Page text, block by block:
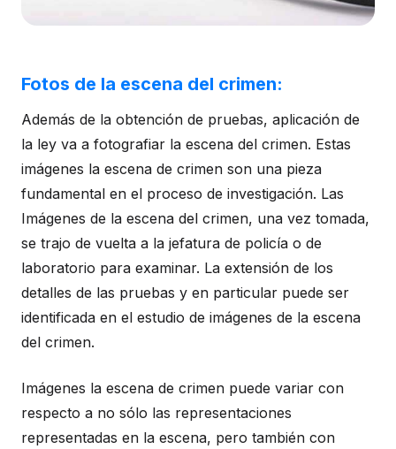
Fotos de la escena del crimen:
Además de la obtención de pruebas, aplicación de
la ley va a fotografiar la escena del crimen. Estas
imágenes la escena de crimen son una pieza
fundamental en el proceso de investigación. Las
Imágenes de la escena del crimen, una vez tomada,
se trajo de vuelta a la jefatura de policía o de
laboratorio para examinar. La extensión de los
detalles de las pruebas y en particular puede ser
identificada en el estudio de imágenes de la escena
del crimen.
Imágenes la escena de crimen puede variar con
respecto a no sólo las representaciones
representadas en la escena, pero también con